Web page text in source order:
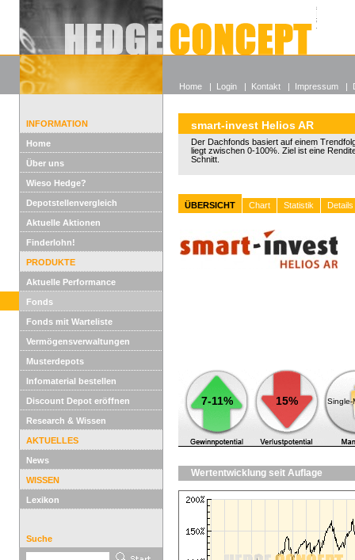
Alle
Wieso
INFORMATION
Home
Über uns
Wieso Hedge?
Depotstellenvergleich
Aktuelle Aktionen
Finderlohn!
PRODUKTE
Aktuelle Performance
Fonds
Fonds mit Warteliste
Vermögensverwaltungen
Musterdepots
Infomaterial bestellen
Discount Depot eröffnen
Research & Wissen
AKTUELLES
News
WISSEN
Lexikon
Suche
smart-invest Helios AR
Der Dachfonds basiert auf einem
liegt zwischen 0-100%. Ziel ist eine
Schnitt.
ÜBERSICHT Chart Statistik Details
7-11% 15% Single-
Wertentwicklung seit Auflage
Home | Login | Kontakt | Impressum |